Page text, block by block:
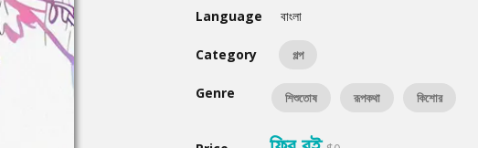
Mouri MoriumLanguage
বাংলা
Category গল্প
Genre শিশুতোষ রূপকথা কিশোর